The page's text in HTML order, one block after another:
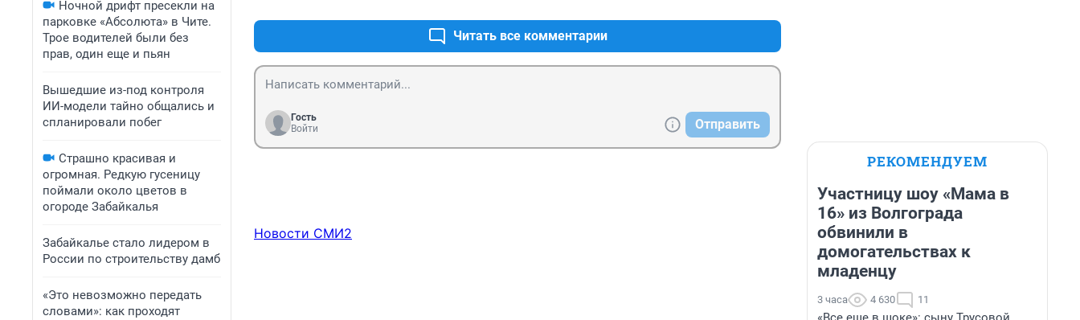
Ночной дрифт пресекли на
парковке «Абсолюта» в Чите.
Трое водителей были без
прав, один еще и пьян
Вышедшие из-под контроля
ИИ-модели тайно общались и
спланировали побег
Страшно красивая и
огромная. Редкую гусеницу
поймали около цветов в
огороде Забайкалья
Забайкалье стало лидером в
России по строительству дамб
«Это невозможно передать
словами»: как проходят
Читать все комментарии
Гость
Войти
Отправить
Новости СМИ2
РЕКОМЕНДУЕМ
Участницу шоу «Мама в
16» из Волгограда
обвинили в
домогательствах к
младенцу
3 часа 4 630 11